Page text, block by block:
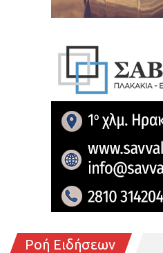
Ροή Ειδήσεων